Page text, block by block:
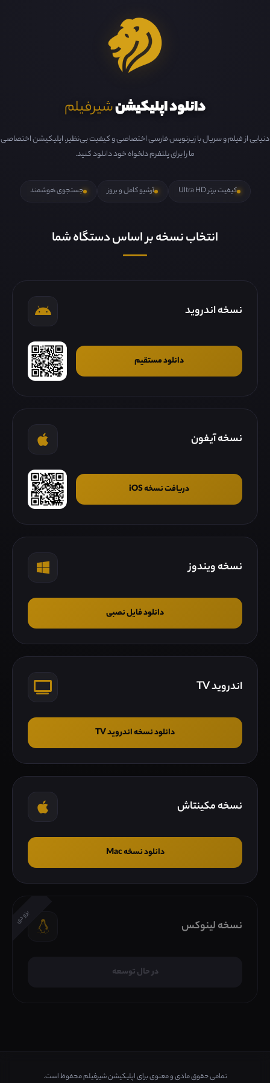
دانلود اپلیکیشنشیرفیلم
دنیایی از فیلم و سریال با زیرنویس فارسی اختصاصی و کیفیت بی‌نظیر. اپلیکیشن اختصاصی
ما را برای پلتفرم دلخواه خود دانلود کنید.
کیفیت برتر Ultra HD آرشیو کامل و بروز جستجوی هوشمند
انتخاب نسخه بر اساس دستگاه شما
نسخه اندروید
دانلود مستقیم
نسخه آیفون
دریافت نسخه iOS
نسخه ویندوز
دانلود فایل نصبی
اندروید TV
دانلود نسخه اندروید TV
نسخه مکینتاش
دانلود نسخه Mac
بزودی
نسخه لینوکس
در حال توسعه
تمامی حقوق مادی و معنوی برای اپلیکیشن شیرفیلم محفوظ است.